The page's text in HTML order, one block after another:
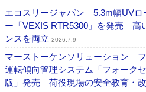
エコスリージャパン 5.3m幅UVロ
ー「VEXIS RTR5300」を発売 高
ンスを両立 2026.7.9
マーストーケンソリューション
運転傾向管理システム「フォーク
版」発売 荷役現場の安全教育・